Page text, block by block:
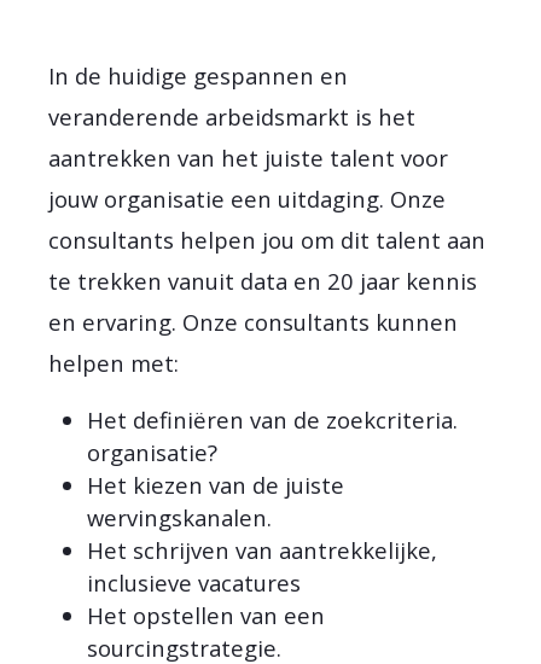
In de huidige gespannen en
veranderende arbeidsmarkt is het
aantrekken van het juiste talent voor
jouw organisatie een uitdaging. Onze
consultants helpen jou om dit talent aan
te trekken vanuit data en 20 jaar kennis
en ervaring. Onze consultants kunnen
helpen met:
Het definiëren van de zoekcriteria.
organisatie?
Het kiezen van de juiste
wervingskanalen.
Het schrijven van aantrekkelijke,
inclusieve vacatures
Het opstellen van een
sourcingstrategie.